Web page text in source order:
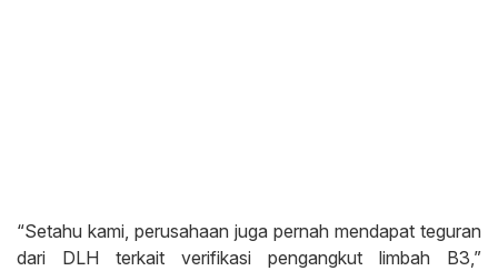
“Setahu kami, perusahaan juga pernah mendapat teguran
dari DLH terkait verifikasi pengangkut limbah B3,”